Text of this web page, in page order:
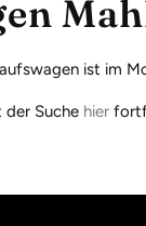
ist im
der Suche hier